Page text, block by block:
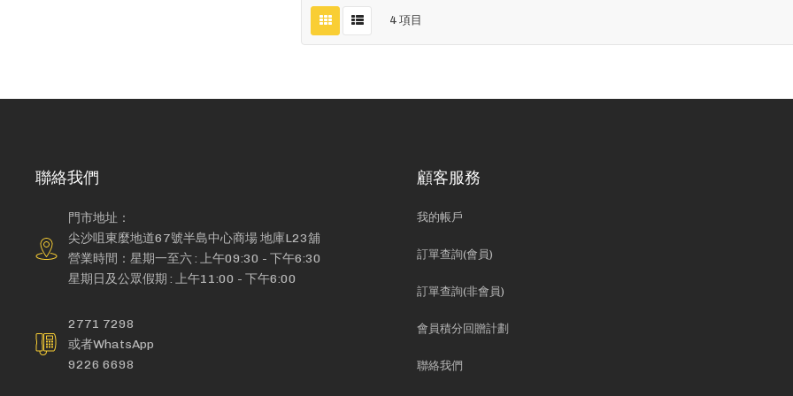
4 項目
聯絡我們
門市地址：
尖沙咀東麼地道67號半島中心商場 地庫L23舖
營業時間：星期一至六 : 上午09:30 - 下午6:30
星期日及公眾假期 : 上午11:00 - 下午6:00
2771 7298
或者WhatsApp
9226 6698
顧客服務
我的帳戶
訂單查詢(會員)
訂單查詢(非會員)
會員積分回贈計劃
聯絡我們